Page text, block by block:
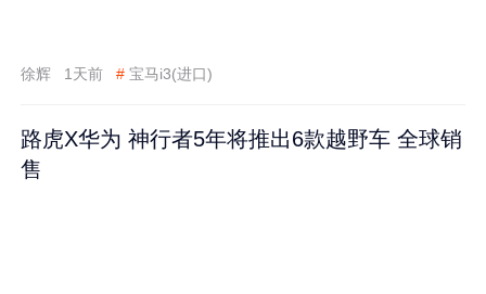
徐辉 1天前 # 宝马i3(进口)
路虎X华为 神行者5年将推出6款越野车 全球销
售